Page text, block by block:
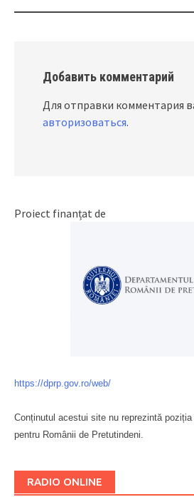
Добавить комментарий
Для отправки комментария
авторизоваться.
Proiect finanțat de
https://dprp.gov.ro/web/
Conținutul acestui site nu reprezintă
pentru Românii de Pretutindeni.
RADIO ONLINE